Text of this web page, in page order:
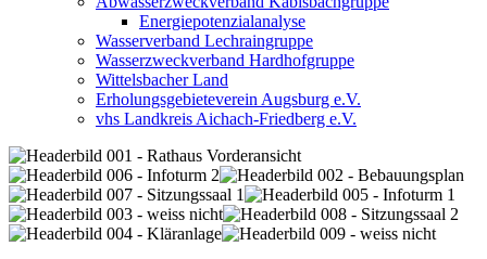
Energiepotenzialanalyse
Wasserverband Lechraingruppe
Wasserzweckverband Hardhofgruppe
Wittelsbacher Land
Erholungsgebieteverein Augsburg e.V.
vhs Landkreis Aichach-Friedberg e.V.